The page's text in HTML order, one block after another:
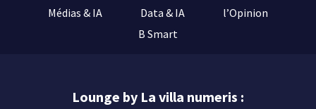
Médias & IA
Data & IA
l’Opinion
B Smart
Lounge by La villa numeris :